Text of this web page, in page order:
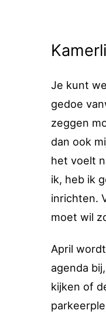
Je kunt
gedoe
zeggen
dan ook
het voelt
ik, heb ik
inrichten.
moet wil
April
agenda
kijken of